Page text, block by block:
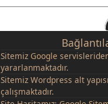
Sitemiz Google
yararlanmaktadır.
Sitemiz Wordpress alt
çalışmaktadır.